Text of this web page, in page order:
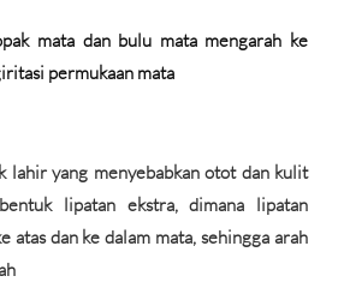
mata dan bulu mata mengarah ke
permukaan mata
lahir yang menyebabkan otot dan kulit
lipatan ekstra, dimana lipatan
atas dan ke dalam mata, sehingga arah